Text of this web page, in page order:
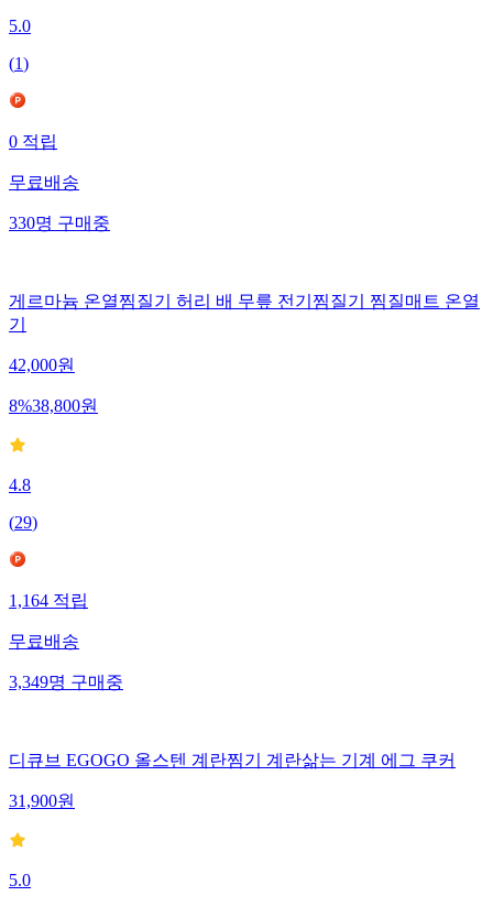
5.0
(1)
0 적립
무료배송
330명 구매중
게르마늄 온열찜질기 허리 배 무릎 전기찜질기 찜질매트 온열
기
42,000원
8%38,800원
4.8
(29)
1,164 적립
무료배송
3,349명 구매중
디큐브 EGOGO 올스텐 계란찜기 계란삶는 기계 에그 쿠커
31,900원
5.0